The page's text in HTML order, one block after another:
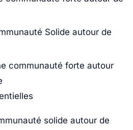
Solide autour de
communauté forte autour
solide autour de